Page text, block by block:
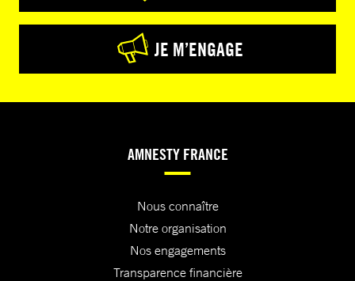
JE M’ENGAGE
AMNESTY FRANCE
Nous connaître
Notre organisation
Nos engagements
Transparence financière